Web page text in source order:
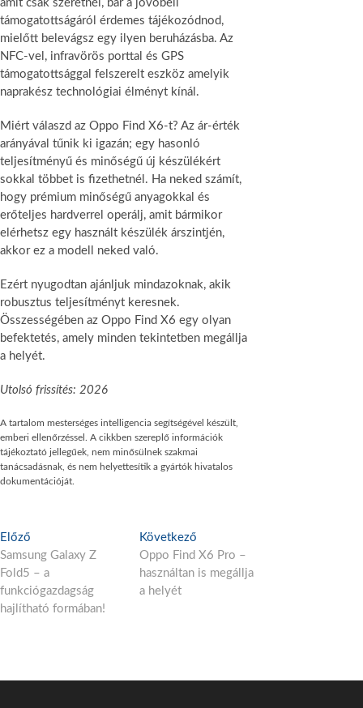
amit csak szeretnél, bár a jövőbeli
támogatottságáról érdemes tájékozódnod,
mielőtt belevágsz egy ilyen beruházásba. Az
NFC-vel, infravörös porttal és GPS
támogatottsággal felszerelt eszköz amelyik
naprakész technológiai élményt kínál.
Miért válaszd az Oppo Find X6-t? Az ár-érték
arányával tűnik ki igazán; egy hasonló
teljesítményű és minőségű új készülékért
sokkal többet is fizethetnél. Ha neked számít,
hogy prémium minőségű anyagokkal és
erőteljes hardverrel operálj, amit bármikor
elérhetsz egy használt készülék árszintjén,
akkor ez a modell neked való.
Ezért nyugodtan ajánljuk mindazoknak, akik
robusztus teljesítményt keresnek.
Összességében az Oppo Find X6 egy olyan
befektetés, amely minden tekintetben megállja
a helyét.
Utolsó frissítés: 2026
A tartalom mesterséges intelligencia segítségével készült,
emberi ellenőrzéssel. A cikkben szereplő információk
tájékoztató jellegűek, nem minősülnek szakmai
tanácsadásnak, és nem helyettesítik a gyártók hivatalos
dokumentációját.
Bejegyzés
navigáció
Előző
l
ő
z
ő
t
Samsung Galaxy Z
Fold5 – a
funkciógazdagság
hajlítható formában!
Következő
ö
v
ő
Oppo Find X6 Pro –
használtan is megállja
a helyét